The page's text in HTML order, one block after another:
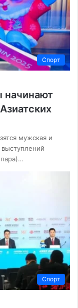
Спорт
начинают
мужская и
Спорт